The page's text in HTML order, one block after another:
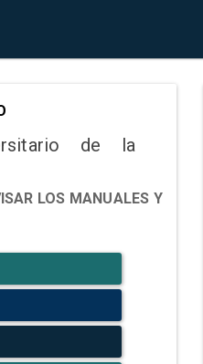
de la
LOS MANUALES Y